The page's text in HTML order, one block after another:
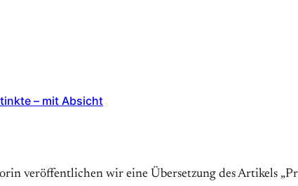
– mit Absicht
veröffentlichen wir eine Übersetzung des Artikels